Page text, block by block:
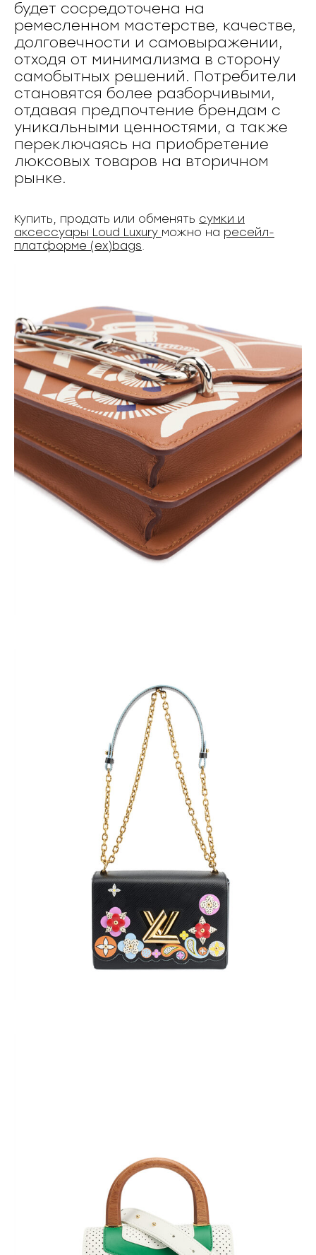
будет сосредоточена на
ремесленном мастерстве, качестве,
долговечности и самовыражении,
отходя от минимализма в сторону
самобытных решений. Потребители
становятся более разборчивыми,
отдавая предпочтение брендам с
уникальными ценностями, а также
переключаясь на приобретение
люксовых товаров на вторичном
рынке.
Купить, продать или обменять сумки и
аксессуары Loud Luxury можно на ресейл-
платформе (ex)bags.